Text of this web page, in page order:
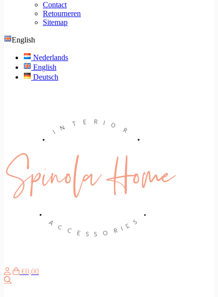
Contact
Retourneren
Sitemap
English
Nederlands
English
Deutsch
€0,00